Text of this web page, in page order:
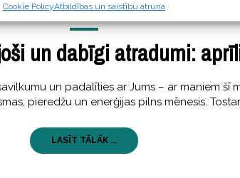
Cookie PolicyAtbildības un saistību atruna
GARŠĪGI,SKAISTI
un dabīgi atradumi:
un padalīties ar Jums – ar maniem šī
pieredžu un enerģijas pilns mēnesis.
LASĪT TĀLĀK ...